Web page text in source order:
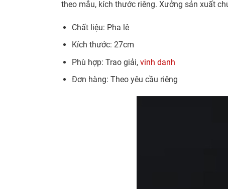
theo mẫu, kích thước riêng. Xưởng sản xuất
Chất liệu: Pha lê
Kích thước: 27cm
Phù hợp: Trao giải, vinh danh
Đơn hàng: Theo yêu cầu riêng